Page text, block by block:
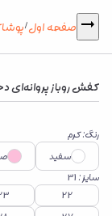
صفحه اول/
کفش روباز پروانه‌ای
رنگ:کرم
سفید
سایز: 31
22